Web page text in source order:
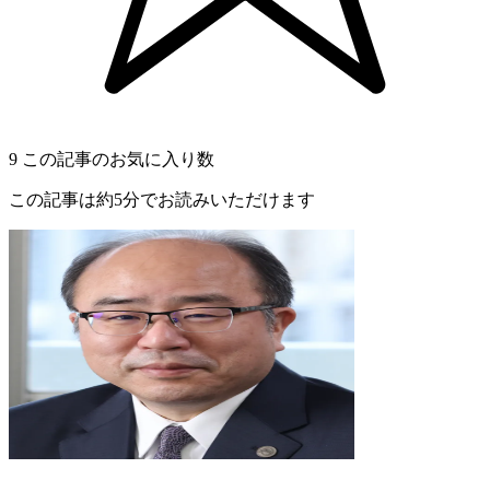
9 この記事のお気に入り数
この記事は約5分でお読みいただけます